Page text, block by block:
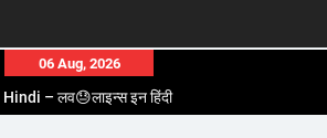
06 Aug, 2026
– लव😓लाइन्स इन हिंदी